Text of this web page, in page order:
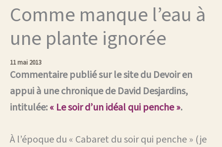
Comme manque l’eau à
une plante ignorée
11 mai 2013
Commentaire publié sur le site du Devoir en
appui à une chronique de David Desjardins,
intitulée:« Le soir d’un idéal qui penche ».
À l’époque du « Cabaret du soir qui penche » (je